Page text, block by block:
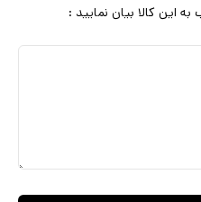
این کالا بیان نمایید :